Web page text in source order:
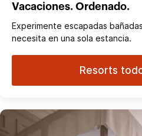
Vacaciones. Ordenado.
Experimente escapadas
necesita en una sola estancia.
Resorts